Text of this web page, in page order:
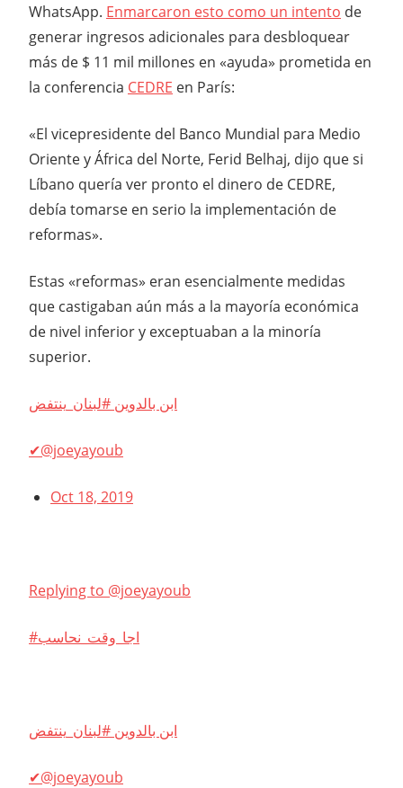
WhatsApp. Enmarcaron esto como un intento de
generar ingresos adicionales para desbloquear
más de $ 11 mil millones en «ayuda» prometida en
la conferencia CEDRE en París:
«El vicepresidente del Banco Mundial para Medio
Oriente y África del Norte, Ferid Belhaj, dijo que si
Líbano quería ver pronto el dinero de CEDRE,
debía tomarse en serio la implementación de
reformas».
Estas «reformas» eran esencialmente medidas
que castigaban aún más a la mayoría económica
de nivel inferior y exceptuaban a la minoría
superior.
ابن بالدوين #لبنان_ينتفض
✔@joeyayoub
Oct 18, 2019
Replying to @joeyayoub
#اجا_وقت_نحاسب
ابن بالدوين #لبنان_ينتفض
✔@joeyayoub